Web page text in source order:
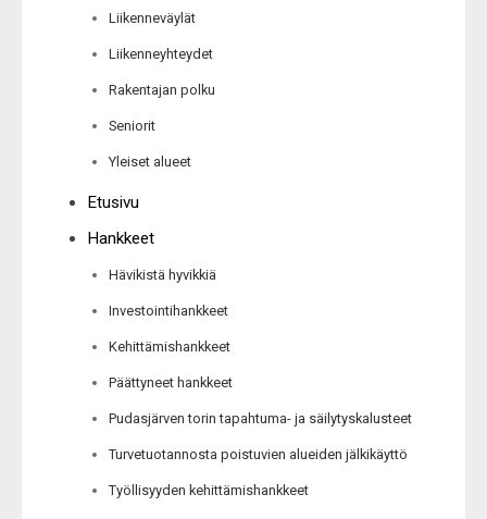
Liikenneväylät
Liikenneyhteydet
Rakentajan polku
Seniorit
Yleiset alueet
Etusivu
Hankkeet
Hävikistä hyvikkiä
Investointihankkeet
Kehittämishankkeet
Päättyneet hankkeet
Pudasjärven torin tapahtuma- ja säilytyskalusteet
Turvetuotannosta poistuvien alueiden jälkikäyttö
Työllisyyden kehittämishankkeet